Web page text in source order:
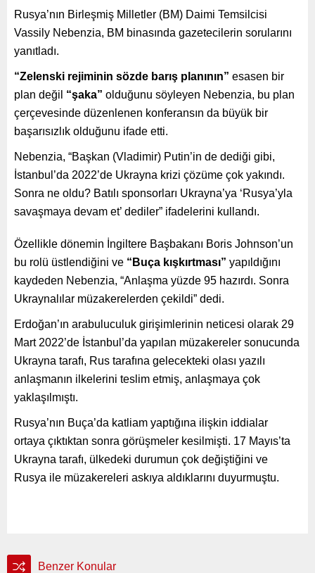
Rusya’nın Birleşmiş Milletler (BM) Daimi Temsilcisi
Vassily Nebenzia, BM binasında gazetecilerin sorularını
yanıtladı.
“Zelenski rejiminin sözde barış planının” esasen bir
plan değil “şaka” olduğunu söyleyen Nebenzia, bu plan
çerçevesinde düzenlenen konferansın da büyük bir
başarısızlık olduğunu ifade etti.
Nebenzia, “Başkan (Vladimir) Putin’in de dediği gibi,
İstanbul’da 2022’de Ukrayna krizi çözüme çok yakındı.
Sonra ne oldu? Batılı sponsorları Ukrayna’ya ‘Rusya’yla
savaşmaya devam et’ dediler” ifadelerini kullandı.
Özellikle dönemin İngiltere Başbakanı Boris Johnson’un
bu rolü üstlendiğini ve “Buça kışkırtması” yapıldığını
kaydeden Nebenzia, “Anlaşma yüzde 95 hazırdı. Sonra
Ukraynalılar müzakerelerden çekildi” dedi.
Erdoğan’ın arabuluculuk girişimlerinin neticesi olarak 29
Mart 2022’de İstanbul’da yapılan müzakereler sonucunda
Ukrayna tarafı, Rus tarafına gelecekteki olası yazılı
anlaşmanın ilkelerini teslim etmiş, anlaşmaya çok
yaklaşılmıştı.
Rusya’nın Buça’da katliam yaptığına ilişkin iddialar
ortaya çıktıktan sonra görüşmeler kesilmişti. 17 Mayıs’ta
Ukrayna tarafı, ülkedeki durumun çok değiştiğini ve
Rusya ile müzakereleri askıya aldıklarını duyurmuştu.
Benzer Konular